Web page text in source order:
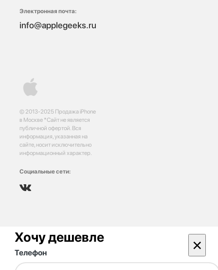
© 2013-2025 Продажа iPhone
в Москве *Сайт не является
публичной офертой. Вся
информация, указанная на
сайте, носит исключительно
информационный характер.
Социальные сети:
Электронная почта:
info@applegeeks.ru
Хочу дешевле ×
Телефон